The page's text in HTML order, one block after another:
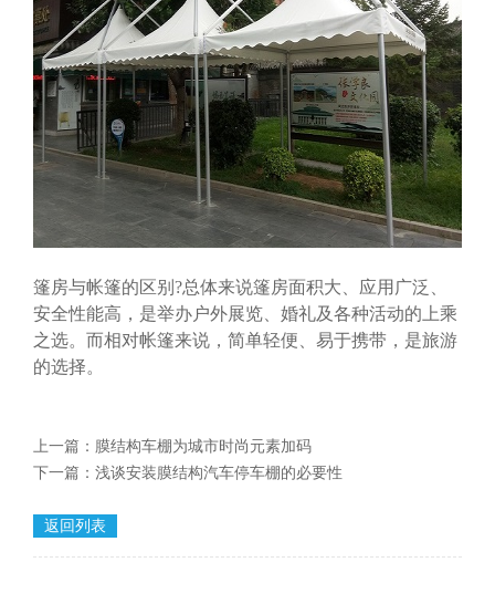
篷房与帐篷的区别?总体来说篷房面积大、应用广泛、
安全性能高，是举办户外展览、婚礼及各种活动的上乘
之选。而相对帐篷来说，简单轻便、易于携带，是旅游
的选择。
上一篇： 膜结构车棚为城市时尚元素加码
下一篇： 浅谈安装膜结构汽车停车棚的必要性
返回列表